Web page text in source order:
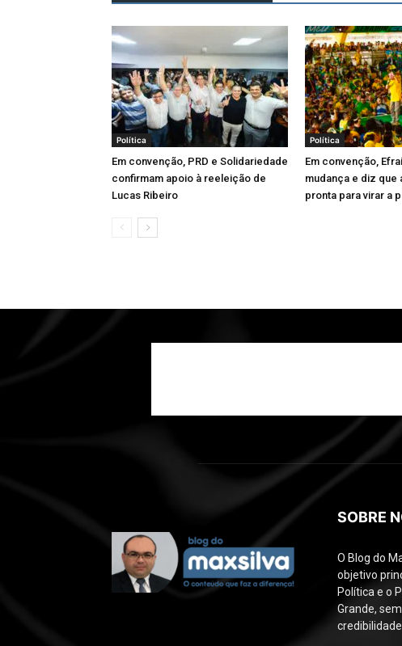
Política
Em convenção, PRD e Solidariedade
confirmam apoio à reeleição de
Lucas Ribeiro
Política
Em convenção,
mudança e diz que
pronta para virar a
SOBRE
O Blog do
objetivo
Política e o
Grande,